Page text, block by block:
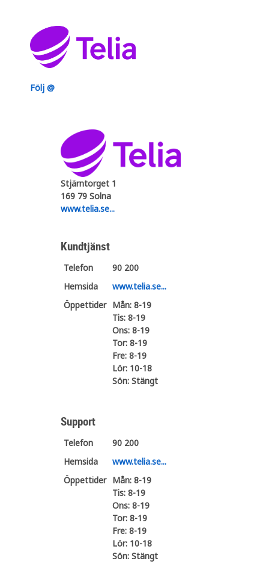
Följ @
Stjärntorget 1
169 79 Solna
www.telia.se...
Kundtjänst
Telefon
90 200
Hemsida
www.telia.se...
Öppettider Mån: 8-19
Tis: 8-19
Ons: 8-19
Tor: 8-19
Fre: 8-19
Lör: 10-18
Sön: Stängt
Support
Telefon
90 200
Hemsida
www.telia.se...
Öppettider Mån: 8-19
Tis: 8-19
Ons: 8-19
Tor: 8-19
Fre: 8-19
Lör: 10-18
Sön: Stängt